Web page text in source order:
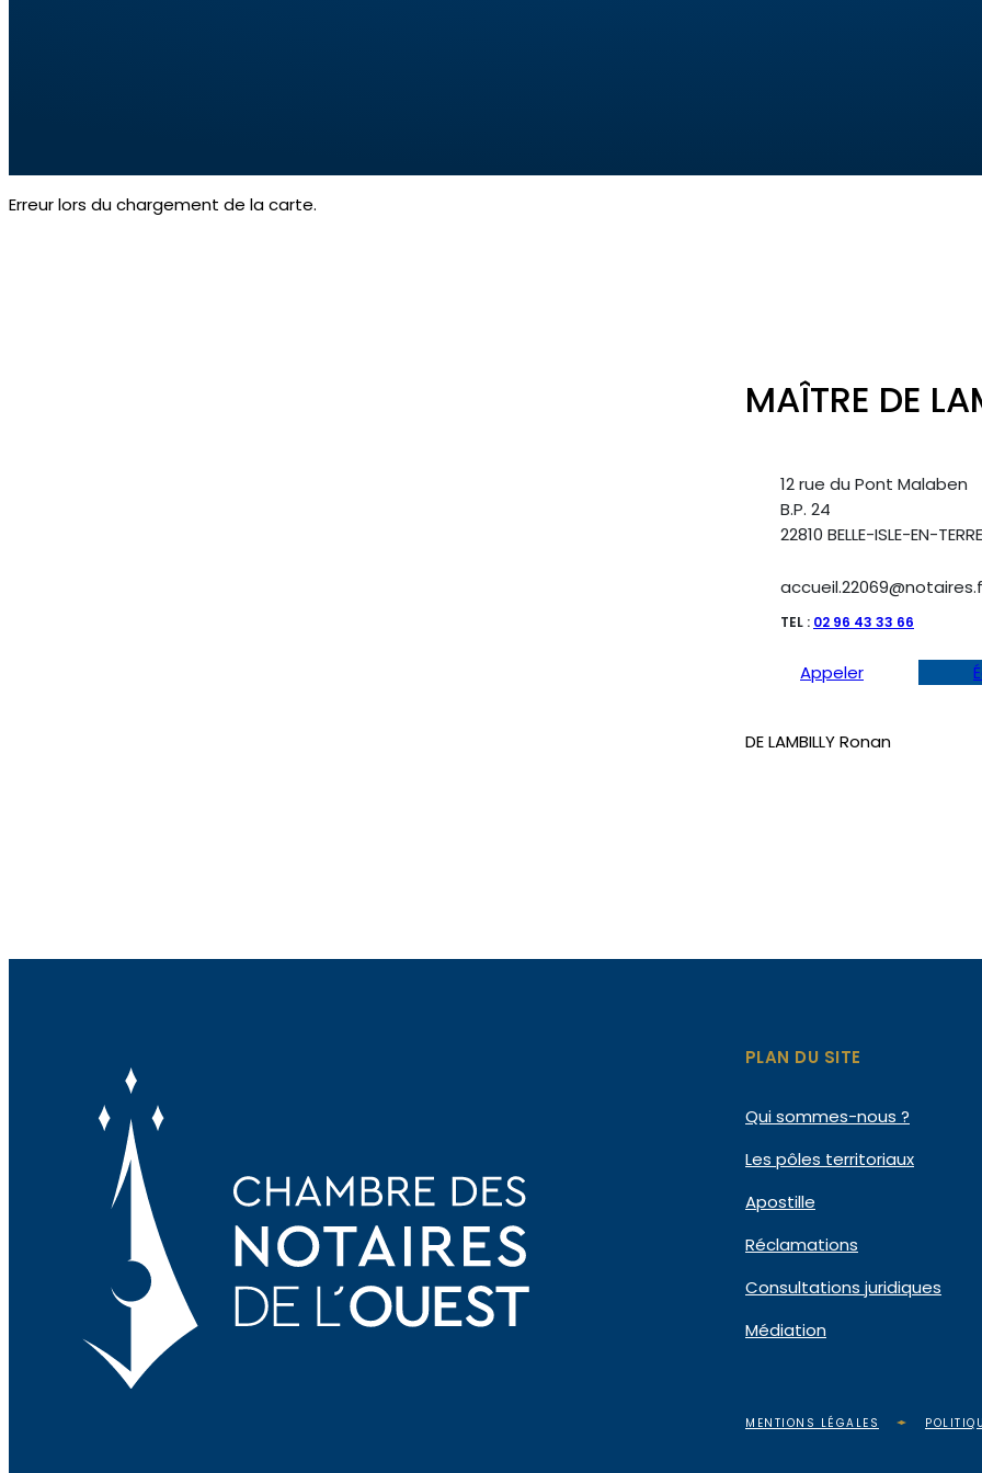
Erreur lors du chargement de la carte.
MAÎTRE DE
12 rue du Pont Malaben
B.P. 24
22810 BELLE-ISLE-EN-TERRE
TEL : 02 96 43 33 66
Appeler
DE LAMBILLY Ronan
PLAN DU SITE
Quisommes-nous ?
Les pôles territoriaux
Apostille
Réclamations
Consultations juridiques
Médiation
MENTIONS LÉGALES